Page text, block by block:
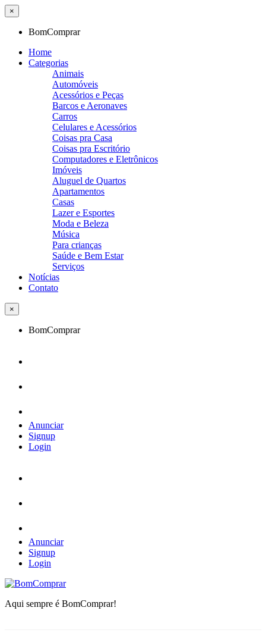
×
BomComprar
Home
Categorias
Animais
Automóveis
Acessórios e Peças
Barcos e Aeronaves
Carros
Celulares e Acessórios
Coisas pra Casa
Coisas pra Escritório
Computadores e Eletrônicos
Imóveis
Aluguel de Quartos
Apartamentos
Casas
Lazer e Esportes
Moda e Beleza
Música
Para crianças
Saúde e Bem Estar
Serviços
Notícias
Contato
×
BomComprar
Anunciar
Signup
Login
Anunciar
Signup
Login
BomComprar
Aqui sempre é BomComprar!